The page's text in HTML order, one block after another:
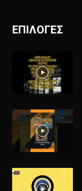
ΕΠΙΛΟΓΕΣ